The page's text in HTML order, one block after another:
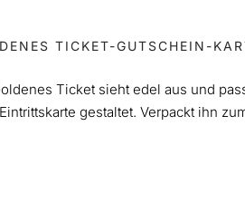
TICKET-GUTSCHEIN-
Ticket sieht edel aus und
gestaltet. Verpackt ihn